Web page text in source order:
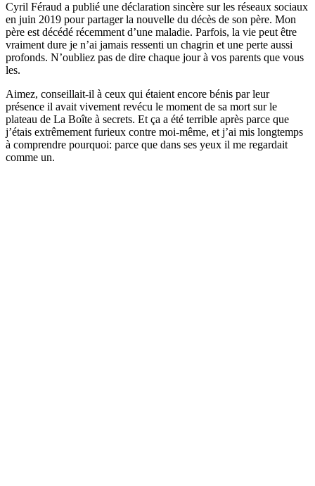
Cyril Féraud a publié une déclaration sincère sur les réseaux sociaux
en juin 2019 pour partager la nouvelle du décès de son père. Mon
père est décédé récemment d’une maladie. Parfois, la vie peut être
vraiment dure je n’ai jamais ressenti un chagrin et une perte aussi
profonds. N’oubliez pas de dire chaque jour à vos parents que vous
les.
Aimez, conseillait-il à ceux qui étaient encore bénis par leur
présence il avait vivement revécu le moment de sa mort sur le
plateau de La Boîte à secrets. Et ça a été terrible après parce que
j’étais extrêmement furieux contre moi-même, et j’ai mis longtemps
à comprendre pourquoi: parce que dans ses yeux il me regardait
comme un.